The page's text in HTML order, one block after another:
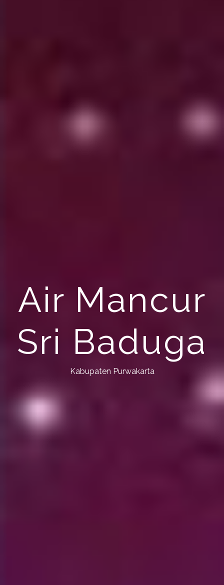
Air Mancur
Sri Baduga
Kabupaten Purwakarta